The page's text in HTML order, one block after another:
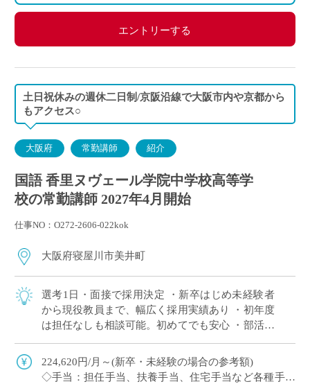
◇賞与：有
◇保険：私学共済、雇用保険、労災保険
エントリーする
土日祝休みの週休二日制/京阪沿線で大阪市内や京都から
もアクセス○
大阪府 常勤講師 紹介
国語 香里ヌヴェール学院中学校高等学
校の常勤講師 2027年4月開始
仕事NO：O272-2606-022kok
大阪府寝屋川市美井町
選考1日・面接で採用決定 ・新卒はじめ未経験者
から現役教員まで、幅広く採用実績あり ・初年度
は担任なしも相談可能。初めてでも安心 ・部活は
動部系)など負担軽減 ・将来的に専任 […]
224,620円/月～(新卒・未経験の場合の参考額)
◇手当：担任手当、扶養手当、住宅手当など各種手当